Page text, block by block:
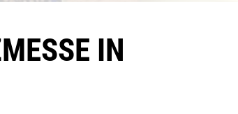
IN